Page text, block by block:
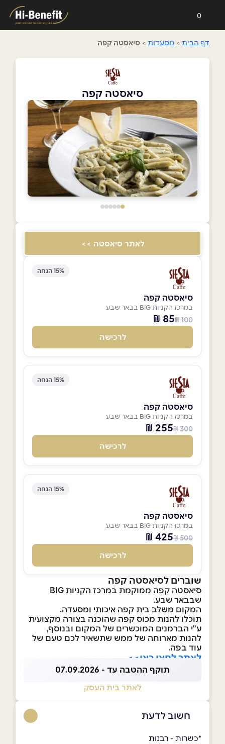
0
דף הבית > מסעדות > סיאסטה קפה
סיאסטה קפה
לאתר סיאסטה >>
15% הנחה
סיאסטה קפה
במרכז הקניות BIG בבאר שבע
100 ₪
85 ₪
לרכישה
15% הנחה
סיאסטה קפה
במרכז הקניות BIG בבאר שבע
300 ₪
255 ₪
לרכישה
15% הנחה
סיאסטה קפה
במרכז הקניות BIG בבאר שבע
500 ₪
425 ₪
לרכישה
שוברים לסיאסטה קפה
סיאסטה קפה ממוקמת במרכז הקניות BIG
שבבאר שבע.
המקום משלב בית קפה איכותי ומסעדה.
תוכלו להנות מכוס קפה שהוכנה בצורה מקצועית
ע"י הברמנים המוכשרים של המקום ובנוסף,
להנות מארוחה של ממש שתשאיר לכם טעם של
עוד בפה.
לאתר לחצו כאן>>
תוקף ההטבה עד - 07.09.2026
לאתר בית העסק
חשוב לדעת
*כשרות - רבנות